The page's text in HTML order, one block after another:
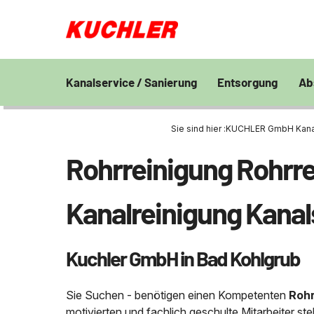
Kanalservice / Sanierung
Kanalsanierung Großprofilsanierung
Grubenentleerung
24h Notdienst
Umpumpen
Entsorgung
Entsorgung und
von Bohrschlamm
Saugwagen
Unternehmen
Stellenangebote
Kontakt
Sie sind hier :KUCHLER GmbH
Rohrreinigung
Kanalreinigung
Kuchler GmbH in Bad Kohlgrub
Sie Suchen - benötigen einen Kompetenten